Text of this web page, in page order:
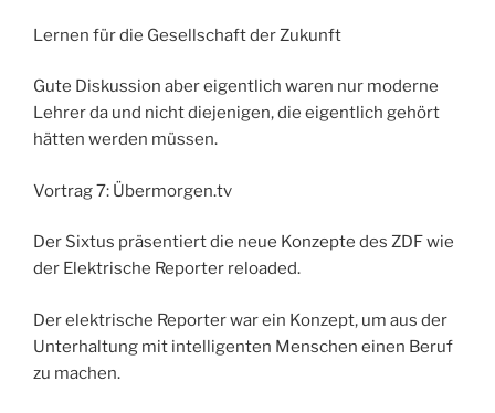
Lernen für die Gesellschaft der Zukunft
Gute Diskussion aber eigentlich waren nur moderne
Lehrer da und nicht diejenigen, die eigentlich gehört
hätten werden müssen.
Vortrag 7: Übermorgen.tv
Der Sixtus präsentiert die neue Konzepte des ZDF wie
der Elektrische Reporter reloaded.
Der elektrische Reporter war ein Konzept, um aus der
Unterhaltung mit intelligenten Menschen einen Beruf
zu machen.